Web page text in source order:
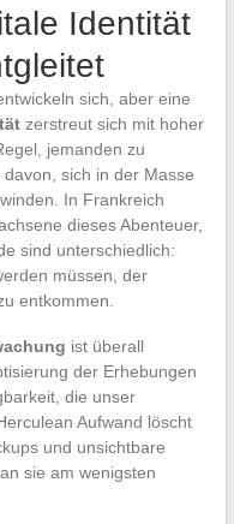
Identität
sich, aber eine
zerstreut sich mit hoher
jemanden zu
sich in der Masse
In Frankreich
dieses Abenteuer,
sind unterschiedlich:
müssen, der
entkommen.
ist überall
der Erhebungen
die unser
Aufwand löscht
und unsichtbare
sie am wenigsten